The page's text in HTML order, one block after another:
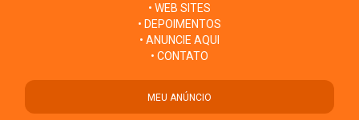
• WEB SITES
• DEPOIMENTOS
• ANUNCIE AQUI
• CONTATO
MEU ANÚNCIO